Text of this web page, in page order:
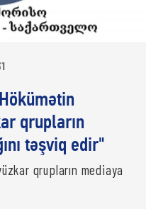
qrupların
təşviq edir"
qrupların mediaya